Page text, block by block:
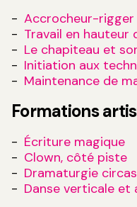
Accrocheur-rigger
Travail en hauteur
Le chapiteau et
Initiation aux
Maintenance de
Formations
Écriture magique
Clown, côté piste
Dramaturgie
Danse verticale et